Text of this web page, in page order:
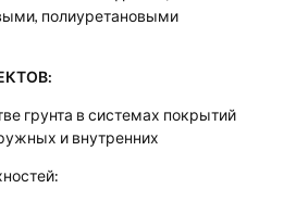
полиуретановыми
грунта в системах покрытий
и внутренних